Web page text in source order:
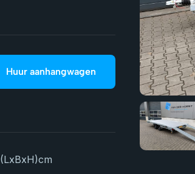
Huur aanhangwagen
(LxBxH)cm